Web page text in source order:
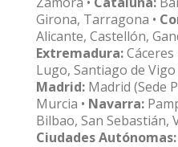
Girona, Tarragona •
Alicante, Castellón,
Extremadura:Cáceres
Lugo, Santiago de Vigo
Madrid: Madrid (Sede
Murcia • Navarra:
Bilbao, San Sebastián,
Ciudades Autónomas: